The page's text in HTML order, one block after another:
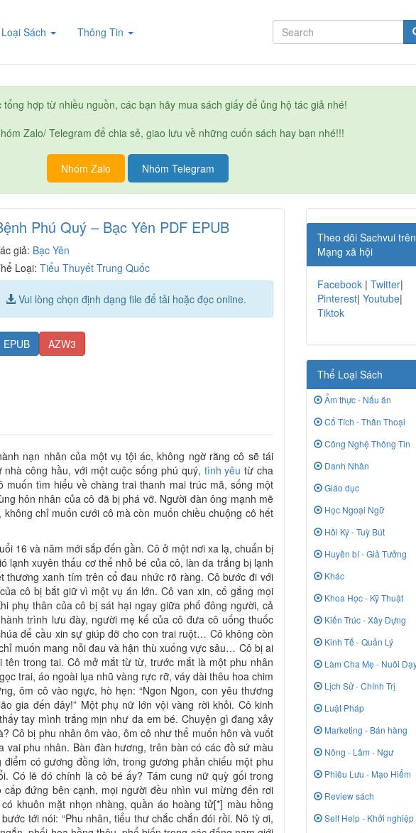
Sách Thông Tin
tổng hợp từ nhiều nguồn, các bạn hãy mua sách giấy để ủng hộ tác giả nhé!
Zalo/ Telegram để chia sẻ, giao lưu về những cuốn sách hay bạn nhé!!!
Nhóm Zalo Nhóm Telegram
Phú Quý – Bạc Yên PDF EPUB
giả: Bạc Yên
Loại:Tiểu Thuyết Trung Quốc
Vui lòng chọn định dạng file để tải hoặc đọc online.
EPUB AZW3
nạn nhân của một vụ tội ác, không ngờ rằng cô sẽ tái
công hầu, với một cuộc sống phú quý, tình yêu từ cha
muốn tìm hiểu về chàng trai thanh mai trúc mã, sống một
hôn nhân của cô đã bị phá vỡ. Người đàn ông mạnh mẽ
chỉ muốn cưới cô mà còn muốn chiều chuộng cô hết
16 và năm mới sắp đến gần. Cô ở một nơi xa lạ, chuẩn bị
lạnh xuyên thấu cơ thể nhỏ bé của cô, làn da trắng bị lạnh
thương xanh tím trên cổ đau nhức rõ ràng. Cô bước đi với
cô bị bắt giữ vì một vụ án lớn. Cô van xin, cố gắng mọi
phụ thân của cô bị sát hại ngay giữa phố đông người, cả
trình lưu đày, người mẹ kế của cô đưa cô uống thuốc
để cầu xin sự giúp đỡ cho con trai ruột… Cô không còn
muốn mang nỗi đau và hận thù xuống vực sâu… Cô bị ai
trong tai. Cô mở mắt từ từ, trước mắt là một phu nhân
trai, áo ngoài lụa nhũ vàng rực rỡ, váy dài thêu hoa chim
ôm cô vào ngực, hò hẹn: “Ngon Ngon, con yêu thương
gia đến đây!” Một phụ nữ lớn vội vàng rời khỏi. Cô kinh
tay mình trắng mịn như da em bé. Chuyện gì đang xảy
Cô bị phu nhân ôm vào, ôm cô như thể muốn hôn và vuốt
vai phu nhân. Bàn đàn hương, trên bàn có các đồ sứ màu
có gương đồng lớn, trong gương phản chiếu một phu
Có lẽ đó chính là cô bé ấy? Tám cung nữ quỳ gối trong
đứng bên cạnh, mọi người đều nhìn vui mừng đến rơi
khuôn mặt nhọn nhàng, quần áo hoàng tử[*] màu hồng
tới nói: “Phu nhân, tiểu thư chắc chắn đói rồi. Nô tỳ ơi,
Theo dõi Sachvui trên
Mạng xã hội
Facebook | Twitter|
Pinterest| Youtube|
Tiktok
Thể Loại Sách
Ẩm thực - Nấu ăn
Cổ Tích - Thần Thoại
Công Nghệ Thông Tin
Danh Nhân
Giáo dục
Học Ngoại Ngữ
Hồi Ký - Tuỳ Bút
Huyền bí - Giả Tưởng
Khác
Khoa Học - Kỹ Thuật
Kiến Trúc - Xây Dựng
Kinh Tế - Quản Lý
Làm Cha Mẹ - Nuôi
Lịch Sử - Chính Trị
Luật Pháp
Marketing - Bán hàng
Nông - Lâm - Ngư
Phiêu Lưu - Mạo Hiểm
Review sách
Self Help - Khởi nghiệp